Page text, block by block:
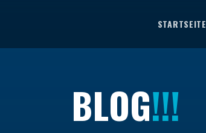
STARTSEITE
BLOG!!!